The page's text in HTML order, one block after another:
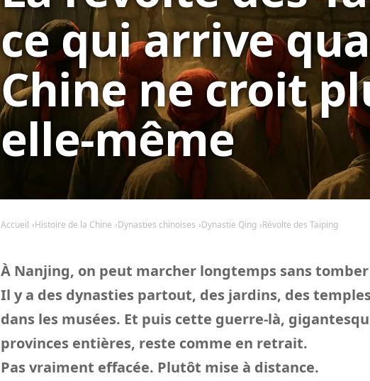
ce qui arrive
Chine ne croit
elle-même
Accueil Histoire de la Chine Dynasties chinoises Dynastie Qing Révolte des Taiping
À Nanjing, on peut marcher longtemps sans
Il y a des dynasties partout, des jardins, des
dans les musées. Et puis cette guerre-là,
provinces entières, reste comme en retrait.
Pas vraiment effacée. Plutôt mise à distance.